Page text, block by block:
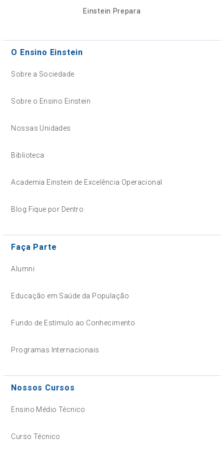
Einstein Prepara
O Ensino Einstein
Sobre a Sociedade
Sobre o Ensino Einstein
Nossas Unidades
Biblioteca
Academia Einstein de Excelência Operacional
Blog Fique por Dentro
Faça Parte
Alumni
Educação em Saúde da População
Fundo de Estímulo ao Conhecimento
Programas Internacionais
Nossos Cursos
Ensino Médio Técnico
Curso Técnico